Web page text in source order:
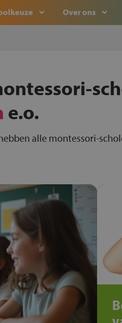
Over ons
e.o.
alle montessori-